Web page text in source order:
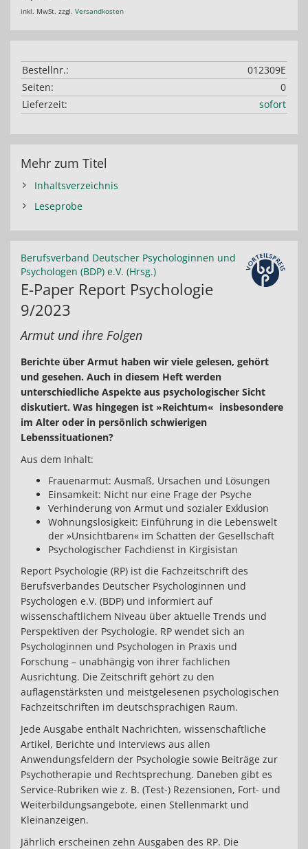
inkl. MwSt. zzgl. Versandkosten
Bestellnr.:
012309E
Seiten:
0
Lieferzeit:
sofort
Mehr zum Titel
Inhaltsverzeichnis
Leseprobe
Berufsverband Deutscher Psychologinnen und
Psychologen (BDP) e.V. (Hrsg.)
E-Paper Report Psychologie
9/2023
Armut und ihre Folgen
Berichte über Armut haben wir viele gelesen, gehört
und gesehen. Auch in diesem Heft werden
unterschiedliche Aspekte aus psychologischer Sicht
diskutiert. Was hingegen ist »Reichtum« insbesondere
im Alter oder in persönlich schwierigen
Lebenssituationen?
Aus dem Inhalt:
Frauenarmut: Ausmaß, Ursachen und Lösungen
Einsamkeit: Nicht nur eine Frage der Psyche
Verhinderung von Armut und sozialer Exklusion
Wohnungslosigkeit: Einführung in die Lebenswelt
der »Unsichtbaren« im Schatten der Gesellschaft
Psychologischer Fachdienst in Kirgisistan
Report Psychologie (RP) ist die Fachzeitschrift des
Berufsverbandes Deutscher Psychologinnen und
Psychologen e.V. (BDP) und informiert auf
wissenschaftlichem Niveau über aktuelle Trends und
Perspektiven der Psychologie. RP wendet sich an
Psychologinnen und Psychologen in Praxis und
Forschung – unabhängig von ihrer fachlichen
Ausrichtung. Die Zeitschrift gehört zu den
auflagenstärksten und meistgelesenen psychologischen
Fachzeitschriften im deutschsprachigen Raum.
Jede Ausgabe enthält Nachrichten, wissenschaftliche
Artikel, Berichte und Interviews aus allen
Anwendungsfeldern der Psychologie sowie Beiträge zur
Psychotherapie und Rechtsprechung. Daneben gibt es
Service-Rubriken wie z. B. (Test-) Rezensionen, Fort- und
Weiterbildungsangebote, einen Stellenmarkt und
Kleinanzeigen.
Jährlich erscheinen zehn Ausgaben des RP. Die